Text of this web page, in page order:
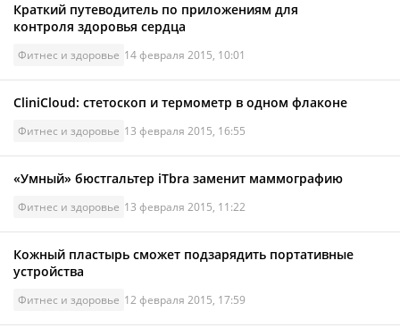
Краткий путеводитель по приложениям для
контроля здоровья сердца
Фитнес и здоровье 14 февраля 2015, 10:01
CliniCloud: стетоскоп и термометр в одном флаконе
Фитнес и здоровье 13 февраля 2015, 16:55
«Умный» бюстгальтер iTbra заменит маммографию
Фитнес и здоровье 13 февраля 2015, 11:22
Кожный пластырь сможет подзарядить портативные
устройства
Фитнес и здоровье 12 февраля 2015, 17:59